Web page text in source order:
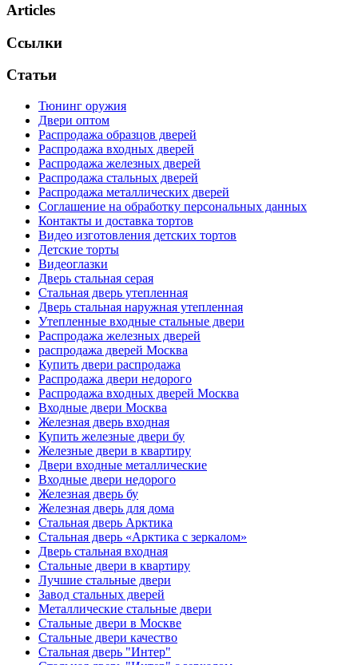
Articles
Ссылки
Статьи
Тюнинг оружия
Двери оптом
Распродажа образцов дверей
Распродажа входных дверей
Распродажа железных дверей
Распродажа стальных дверей
Распродажа металлических дверей
Соглашение на обработку персональных данных
Контакты и доставка тортов
Видео изготовления детских тортов
Детские торты
Видеоглазки
Дверь стальная серая
Стальная дверь утепленная
Дверь стальная наружная утепленная
Утепленные входные стальные двери
Распродажа железных дверей
распродажа дверей Москва
Купить двери распродажа
Распродажа двери недорого
Распродажа входных дверей Москва
Входные двери Москва
Железная дверь входная
Купить железные двери бу
Железные двери в квартиру
Двери входные металлические
Входные двери недорого
Железная дверь бу
Железная дверь для дома
Стальная дверь Арктика
Стальная дверь «Арктика с зеркалом»
Дверь стальная входная
Стальные двери в квартиру
Лучшие стальные двери
Завод стальных дверей
Металлические стальные двери
Стальные двери в Москве
Стальные двери качество
Стальная дверь "Интер"